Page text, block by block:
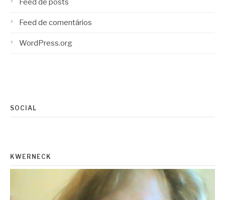
Feed de posts
Feed de comentários
WordPress.org
SOCIAL
KWERNECK